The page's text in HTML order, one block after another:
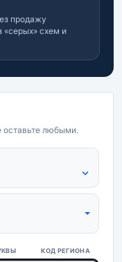
продажу
«серых» схем и
оставьте любыми.
КОД РЕГИОНА